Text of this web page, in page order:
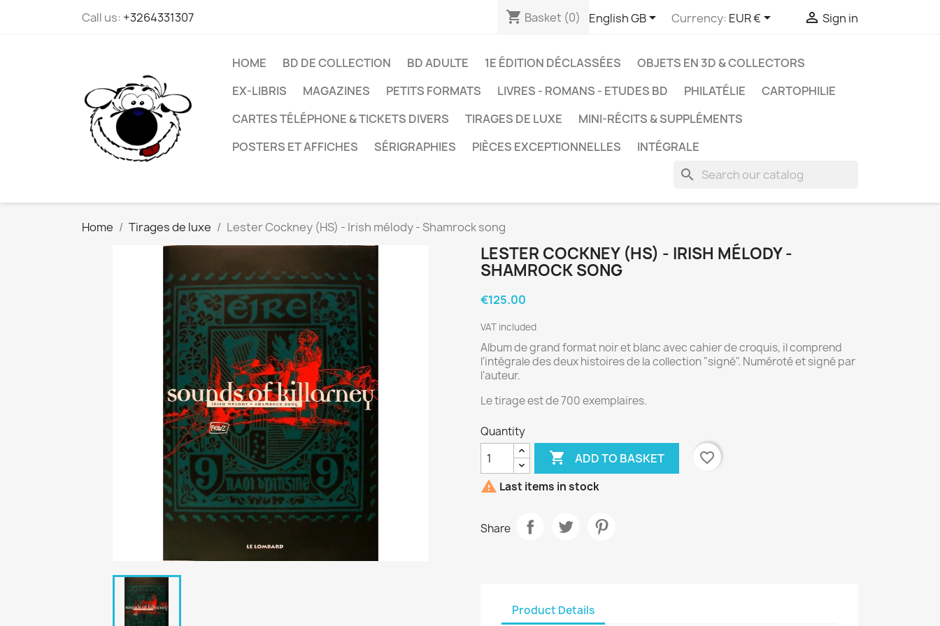
Call us: +3264331307 shopping_cart Basket (0) English GB Currency: EUR €  Sign in
HOME BD DE COLLECTION BD ADULTE 1E ÉDITION DÉCLASSÉES
OBJETS EN 3D & COLLECTORS
EX-LIBRIS
MAGAZINES PETITS FORMATS LIVRES - ROMANS - ETUDES BD PHILATÉLIE
CARTOPHILIE
CARTES TÉLÉPHONE & TICKETS DIVERS
TIRAGES DE LUXE
MINI-RÉCITS & SUPPLÉMENTS
POSTERS ET AFFICHES
SÉRIGRAPHIES PIÈCES EXCEPTIONNELLES INTÉGRALE
search
Home Tirages de luxe Lester Cockney (HS) - Irish mélody - Shamrock song
LESTER COCKNEY (HS) - IRISH MÉLODY -
SHAMROCK SONG
€125.00
VAT included
Album de grand format noir et blanc avec cahier de croquis, il comprend
l'intégrale des deux histoires de la collection "signé". Numéroté et signé par
l'auteur.
Le tirage est de 700 exemplaires.
Quantity
 ADD TO BASKET
favorite_border
 Last items in stock
Share
Product Details